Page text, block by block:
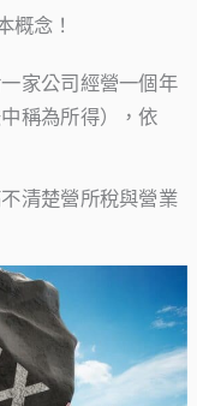
概念！
家公司經營一個年
稱為所得），依
清楚營所稅與營業